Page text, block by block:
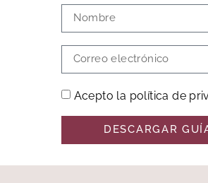
Acepto la política de
DESCARGAR